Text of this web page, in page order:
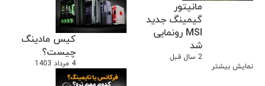
کیس مادینگ
چیست؟
4 مرداد 1403
مانیتور
گیمینگ جدید
MSI رونمایی
شد
2 سال قبل
نمایش بیشتر